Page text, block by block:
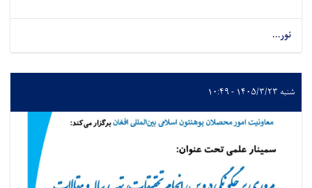
نور...
شنبه ۱۴۰۵/۳/۲۳ - ۱۰:۴۹